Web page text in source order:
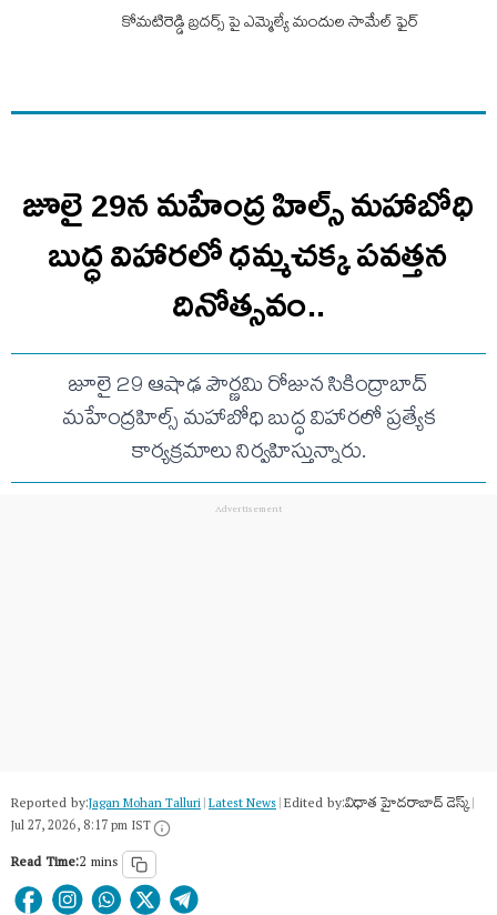
కోమటిరెడ్డి బ్రదర్స్ పై ఎమ్మెల్యే మందుల సామేల్ ఫైర్
జూలై 29న మహేంద్ర హిల్స్‌ మహాబోధి
బుద్ధ విహారలో ధమ్మచక్క పవత్తన
దినోత్సవం..
జూలై 29 ఆషాఢ పౌర్ణమి రోజున సికింద్రాబాద్‌
మహేంద్రహిల్స్‌ మహాబోధి బుద్ధ విహారలో ప్రత్యేక
కార్యక్రమాలు నిర్వహిస్తున్నారు.
Reported by:Jagan Mohan Talluri|Latest News|Edited by:విధాత హైదరాబాద్ డెస్క్|
Jul 27, 2026, 8:17 pm IST
Read Time:2 mins